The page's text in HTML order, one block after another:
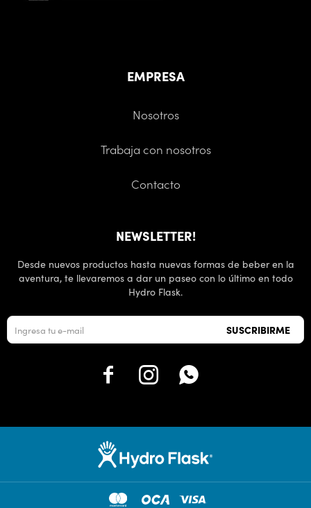
EMPRESA
Nosotros
Trabaja con nosotros
Contacto
NEWSLETTER!
Desde nuevos productos hasta nuevas formas de beber en la
aventura, te llevaremos a dar un paseo con lo último en todo
Hydro Flask.
SUSCRIBIRME
  